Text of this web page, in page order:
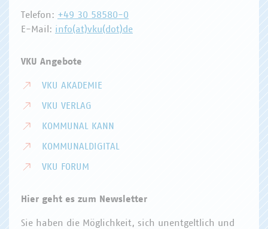
Telefon: +49 30 58580-0
E-Mail: info(at)vku(dot)de
VKU Angebote
VKU AKADEMIE
VKU VERLAG
KOMMUNAL KANN
KOMMUNALDIGITAL
VKU FORUM
Hier geht es zum Newsletter
Sie haben die Möglichkeit, sich unentgeltlich und